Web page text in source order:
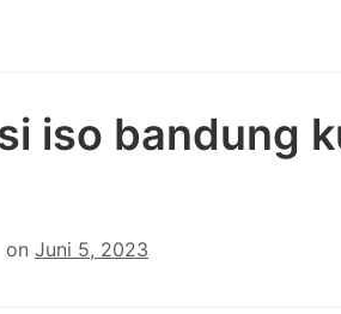
iso bandung
on Juni 5, 2023